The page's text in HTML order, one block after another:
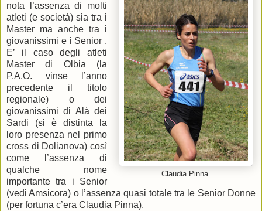
Claudia Pinna.
nota l’assenza di molti
atleti (e società) sia tra i
Master ma anche tra i
giovanissimi e i Senior .
E’ il caso degli atleti
Master di Olbia (la
P.A.O. vinse l’anno
precedente il titolo
regionale) o dei
giovanissimi di Alà dei
Sardi (si è distinta la
loro presenza nel primo
cross di Dolianova) così
come l’assenza di
qualche nome
importante tra i Senior
(vedi Amsicora) o l’assenza quasi totale tra le Senior Donne
(per fortuna c’era Claudia Pinna).